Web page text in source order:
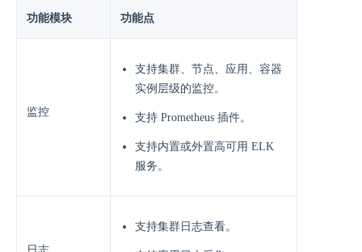
功能模块 功能点
监控
⽀持集群、节点、应⽤、容器
实例层级的监控。
⽀持 Prometheus 插件。
⽀持内置或外置⾼可⽤ ELK
服务。
⽀持集群⽇志查看。